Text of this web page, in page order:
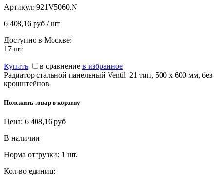
Артикул: 921V5060.N
6 408,16 руб / шт
Доступно в Москве:
17 шт
Купить в сравнение в избранное
Радиатор стальной панельный Ventil 21 тип, 500 х 600 мм, без
кронштейнов
Положить товар в корзину
Цена: 6 408,16 руб
В наличии
Норма отгрузки: 1 шт.
Кол-во единиц: